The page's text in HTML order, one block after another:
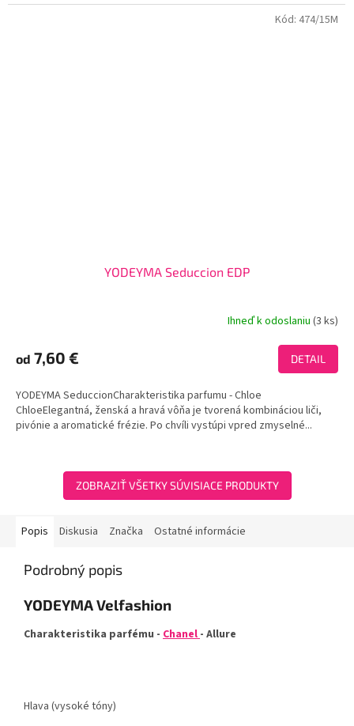
YODEYMA Seduccion EDP
produktu
je
z
5
hviezdičiek.
Ihneď k odoslaniu(3 ks)
od 7,60 € DETAIL
YODEYMA SeduccionCharakteristika parfumu - Chloe
ChloeElegantná, ženská a hravá vôňa je tvorená kombináciou liči,
pivónie a aromatické frézie. Po chvíli vystúpi vpred zmyselné...
Kód: 474/15M
ZOBRAZIŤ VŠETKY SÚVISIACE PRODUKTY
Popis Diskusia Značka Ostatné informácie
Podrobný popis
YODEYMAVelfashion
Charakteristika parfému - Chanel - Allure
Hlava (vysoké tóny)